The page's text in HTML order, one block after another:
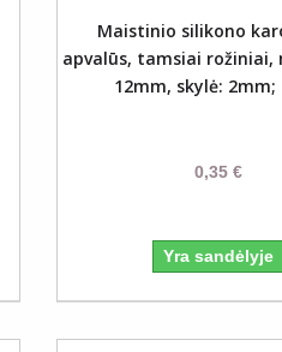
Maistinio silikono
apvalūs, tamsiai rožiniai,
12mm, skylė: 2mm;
0,35 €
Yra sandėlyje